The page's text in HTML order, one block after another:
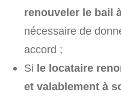
renouveler le bail
nécessaire de
accord ;
Si le locataire
et valablement à